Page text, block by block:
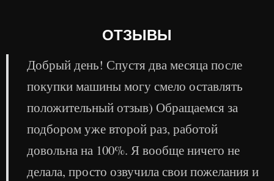
ОТЗЫВЫ
Добрый день! Спустя два месяца после
покупки машины могу смело оставлять
положительный отзыв) Обращаемся за
подбором уже второй раз, работой
довольна на 100%. Я вообще ничего не
делала, просто озвучила свои пожелания и